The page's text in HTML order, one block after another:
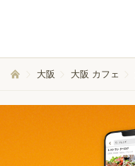
大阪 大阪 カフェ